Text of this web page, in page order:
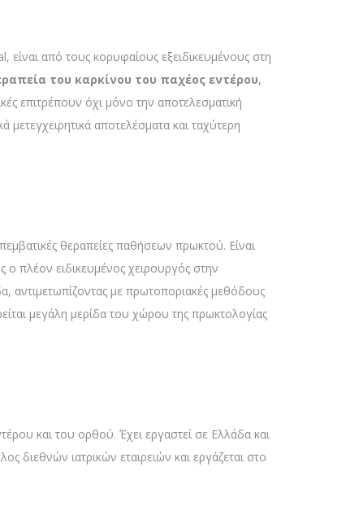
είναι από τους κορυφαίους εξειδικευμένους στη
του καρκίνου του παχέος εντέρου,
επιτρέπουν όχι μόνο την αποτελεσματική
αποτελέσματα και ταχύτερη
θεραπείες παθήσεων πρωκτού. Είναι
ο πλέον ειδικευμένος χειρουργός στην
αντιμετωπίζοντας με πρωτοποριακές μεθόδους
μεγάλη μερίδα του χώρου της πρωκτολογίας
και του ορθού. Έχει εργαστεί σε Ελλάδα και
διεθνών ιατρικών εταιρειών και εργάζεται στο